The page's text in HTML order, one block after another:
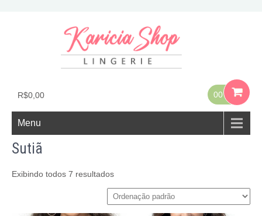
00
R$0,00
Menu
Sutiã
Exibindo todos 7 resultados